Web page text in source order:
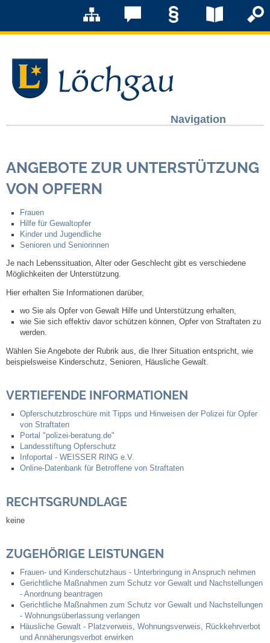
Navigation
Grußwort Bürgermeister
Löchgau früher
Zahlen & Fakten
Steuern
Gebühren und Beiträge
Ortsrecht
Trinkwasser - Härtebereich
Redaktionsstatut für das Amtsblatt
Notdienste
Abfall-Infos
Ortsplan
Bildergalerie
ANGEBOTE ZUR UNTERSTÜTZUNG
VON OPFERN
Frauen
Hilfe für Gewaltopfer
Kinder und Jugendliche
Senioren und Seniorinnen
Je nach Lebenssituation, Alter oder Geschlecht gibt es verschiedene
Möglichkeiten der Unterstützung.
Hier erhalten Sie Informationen darüber,
wo Sie als Opfer von Gewalt Hilfe und Unterstützung erhalten,
wie Sie sich effektiv davor schützen können, Opfer von Straftaten zu
werden.
Wählen Sie Angebote der Rubrik aus, die Ihrer Situation entspricht, wie
beispielsweise Kinderschutz, Senioren, Häusliche Gewalt.
VERTIEFENDE INFORMATIONEN
Opferschutzbroschüre mit Tipps und Hinweisen der Polizei für Opfer
von Straftaten
Portal "polizei-beratung.de"
Landesstiftung Opferschutz
Infoportal - WEISSER RING e.V.
Online-Datenbank für Betroffene von Straftaten
RECHTSGRUNDLAGE
keine
ZUGEHÖRIGE LEISTUNGEN
Frauen- und Kinderschutzhaus - Unterbringung in Anspruch nehmen
Gerichtliche Maßnahmen zum Schutz vor Gewalt und Nachstellungen
- Anordnung beantragen
Gerichtliche Maßnahmen zum Schutz vor Gewalt und Nachstellungen
- Wohnungsüberlassung verlangen
Häusliche Gewalt - Platzverweis, Wohnungsverweis, Rückkehrverbot
und Annäherungsverbot erwirken